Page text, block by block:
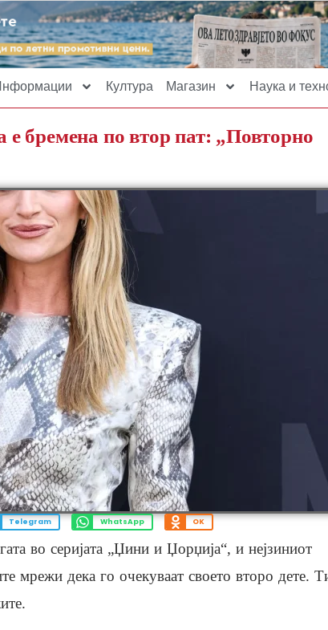
Култура Магазин Наука и
е бремена по втор пат: „Повторно
Telegram WhatsApp OK
во серијата „Џини и Џорџија“, и нејзиниот
мрежи дека го очекуваат своето второ дете.